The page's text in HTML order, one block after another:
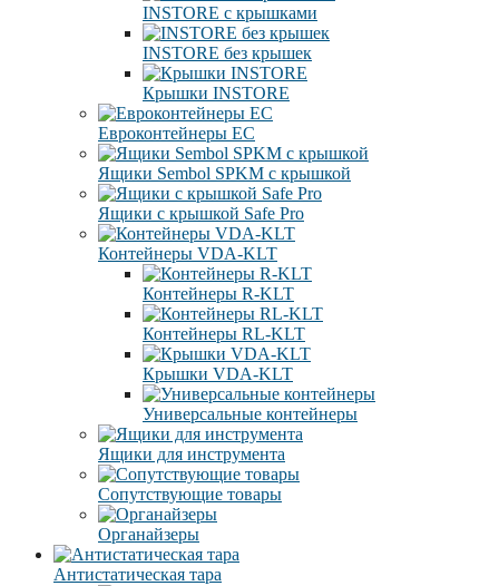
INSTORE с крышками
INSTORE без крышек
Крышки INSTORE
Евроконтейнеры ЕC
Ящики Sembol SPKM с крышкой
Ящики с крышкой Safe Pro
Контейнеры VDA-KLT
Контейнеры R-KLT
Контейнеры RL-KLT
Крышки VDA-KLT
Универсальные контейнеры
Ящики для инструмента
Сопутствующие товары
Органайзеры
Антистатическая тара